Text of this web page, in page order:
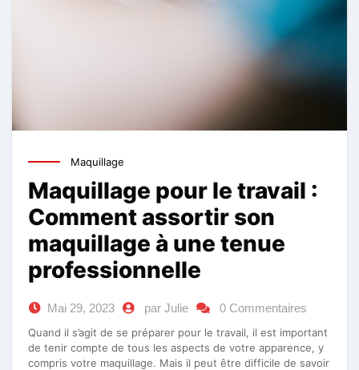
Maquillage
Maquillage pour le travail :
Comment assortir son
maquillage à une tenue
professionnelle
Mai 29, 2023 par Julie 0 Commentaires
Quand il s’agit de se préparer pour le travail, il est important
de tenir compte de tous les aspects de votre apparence, y
compris votre maquillage. Mais il peut être difficile de savoir